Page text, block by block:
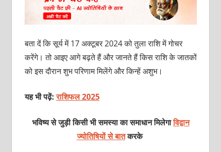
बता दें कि सूर्य में 17 अक्टूबर 2024 को तुला राशि में गोचर
करेंगे। तो आइए आगे बढ़ते हैं और जानते हैं किस राशि के जातकों
को इस दौरान शुभ परिणाम मिलेंगे और किन्हें अशुभ।
यह भी पढ़ें:राशिफल 2025
भविष्य से जुड़ी किसी भी समस्या का समाधान मिलेगाविद्वान
ज्योतिषियों से बातकरके